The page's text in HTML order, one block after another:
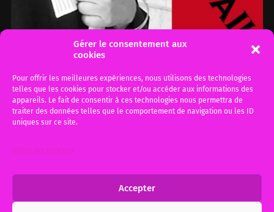
Gérer le consentement aux
cookies
Pour offrir les meilleures expériences, nous utilisons des technologies
telles que les cookies pour stocker et/ou accéder aux informations des
appareils. Le fait de consentir à ces technologies nous permettra de
traiter des données telles que le comportement de navigation ou les ID
uniques sur ce site.
Gérer les services
Accepter
Faut-il réformer le Code du
travail, Pour ou contre ?
Le débat est d’une brûlante actualité, le projet
KHOMRI fait couler beaucoup d’encre et
1 mars 2016 0